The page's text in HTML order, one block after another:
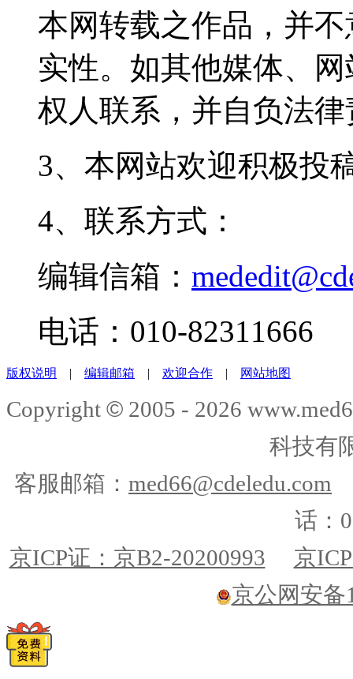
本网转载之作品，并
实性。如其他媒体、
权人联系，并自负法
3、本网站欢迎积极投
4、联系方式：
编辑信箱：
电话：010-82311666
版权说明 | 编辑邮箱 | 欢迎合作 | 网站地图
Copyright © 2005 - 2026
科技有
客服邮箱： med66@cdeledu.com
话：
京ICP证：京B2-20200993
京
京公网安备